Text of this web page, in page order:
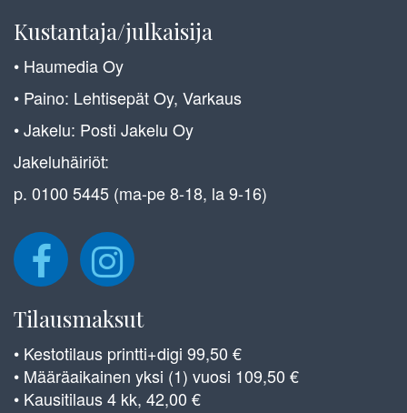
Kustantaja/julkaisija
• Haumedia Oy
• Paino: Lehtisepät Oy, Varkaus
• Jakelu: Posti Jakelu Oy
Jakeluhäiriöt:
p. 0100 5445 (ma-pe 8-18, la 9-16)
Tilausmaksut
• Kestotilaus printti+digi 99,50 €
• Määräaikainen yksi (1) vuosi 109,50 €
• Kausitilaus 4 kk, 42,00 €